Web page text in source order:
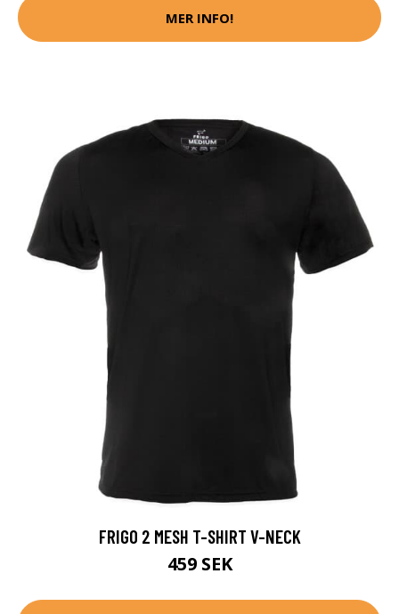
MER INFO!
FRIGO 2 MESH T-SHIRT V-NECK
459 SEK